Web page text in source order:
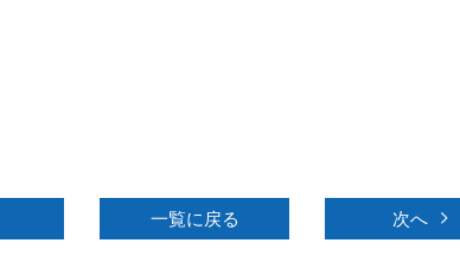
一覧に戻る 次へ